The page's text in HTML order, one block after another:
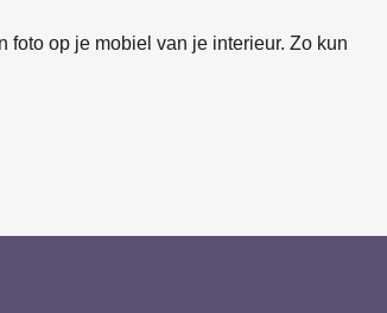
foto op je mobiel van je interieur. Zo kun